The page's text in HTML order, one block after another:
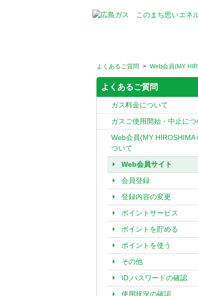
よくあるご質問 > Web会員(MY
よくあるご質問
ガス料金について
ガスご使用開始・中止につ
Web会員(MY HIROSHIMA
ついて
Web会員サイト
会員登録
登録内容の変更
ポイントサービス
ポイントを貯める
ポイントを使う
その他
ID,パスワードの確認
使用状況の確認